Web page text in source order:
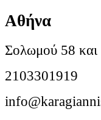
Αθήνα
Σολωμού 58
2103301919